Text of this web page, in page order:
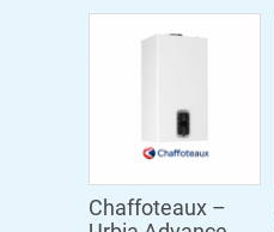
Chaffoteaux –